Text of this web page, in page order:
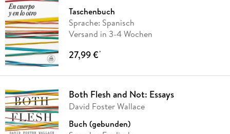
Taschenbuch
Sprache: Spanisch
Versand in 3-4 Wochen
27,99 €*
Both Flesh and Not: Essays
David Foster Wallace
Buch (gebunden)